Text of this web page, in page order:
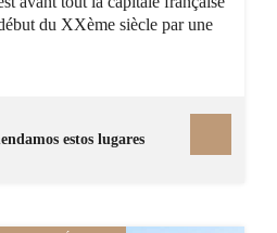
du XXème siècle par une
de la Côte d'Argent, elle est
par la jeunesse. Alors que les
Hossegor attire les férus
l'annonce d'une vague, se
c'est aussi un front de mer
villas de maîtres, souvent
estos lugares